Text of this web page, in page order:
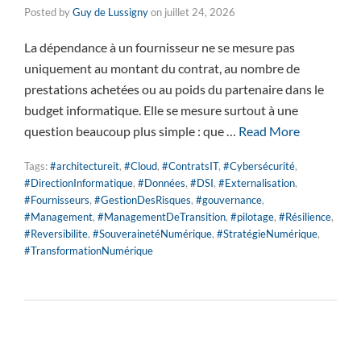
Posted byGuy de Lussignyon juillet 24, 2026
La dépendance à un fournisseur ne se mesure pas
uniquement au montant du contrat, au nombre de
prestations achetées ou au poids du partenaire dans le
budget informatique. Elle se mesure surtout à une
question beaucoup plus simple : que … Read More
Tags:#architectureit, #Cloud, #ContratsIT, #Cybersécurité,
#DirectionInformatique, #Données, #DSI, #Externalisation,
#Fournisseurs, #GestionDesRisques, #gouvernance,
#Management, #ManagementDeTransition, #pilotage, #Résilience,
#Reversibilite, #SouverainetéNumérique, #StratégieNumérique,
#TransformationNumérique